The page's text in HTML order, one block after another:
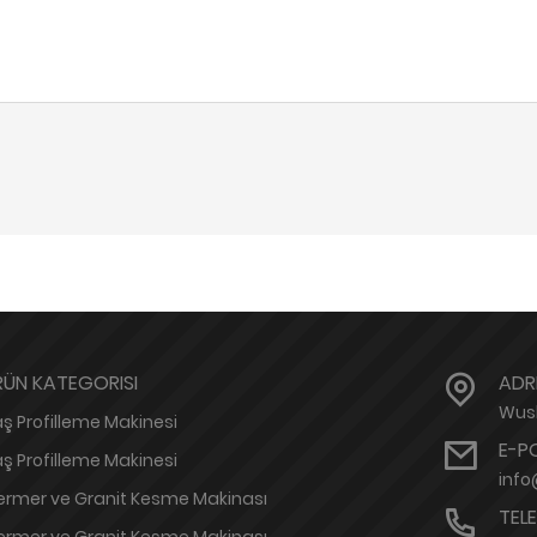
KATEGORISI
Profilleme Makinesi
Profilleme Makinesi
ve Granit Kesme Makinası
E-